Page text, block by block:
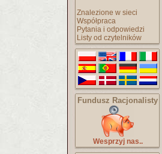
Znalezione w sieci
Współpraca
Pytania i odpowiedzi
Listy od czytelników
Fundusz Racjonalisty
Wesprzyj nas..